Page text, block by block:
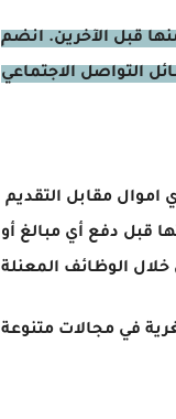
قبل الآخرين. انضم
قبل دفع أي مبالغ أو
الوظائف المعنلة
في مجالات متنوعة